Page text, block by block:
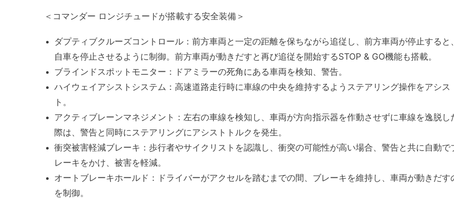
＜コマンダー ロンジチュードが搭載する安全装備＞
ダプティブクルーズコントロール：前方車両と一定の距離を保ちながら追従し、前方車両が停止すると
自車を停止させるように制御。前方車両が動きだすと再び追従を開始するSTOP & GO機能も搭載。
ブラインドスポットモニター：ドアミラーの死角にある車両を検知、警告。
ハイウェイアシストシステム：高速道路走行時に車線の中央を維持するようステアリング操作をアシス
ト。
アクティブレーンマネジメント：左右の車線を検知し、車両が方向指示器を作動させずに車線を逸脱し
際は、警告と同時にステアリングにアシストトルクを発生。
衝突被害軽減ブレーキ：歩行者やサイクリストを認識し、衝突の可能性が高い場合、警告と共に自動で
レーキをかけ、被害を軽減。
オートブレーキホールド：ドライバーがアクセルを踏むまでの間、ブレーキを維持し、車両が動きだす
を制御。